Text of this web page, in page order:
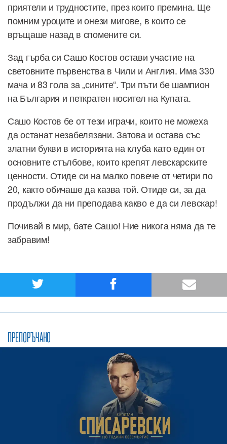
приятели и трудностите, през които премина. Ще
помним уроците и онези мигове, в които се
връщаше назад в спомените си.
Зад гърба си Сашо Костов остави участие на
световните първенства в Чили и Англия. Има 330
мача и 83 гола за „сините“. Три пъти бе шампион
на България и петкратен носител на Купата.
Сашо Костов бе от тези играчи, които не можеха
да останат незабелязани. Затова и остава със
златни букви в историята на клуба като един от
основните стълбове, които крепят левскарските
ценности. Отиде си на малко повече от четири по
20, както обичаше да казва той. Отиде си, за да
продължи да ни преподава какво е да си левскар!
Почивай в мир, бате Сашо! Ние никога няма да те
забравим!
ПРЕПОРЪЧАНО